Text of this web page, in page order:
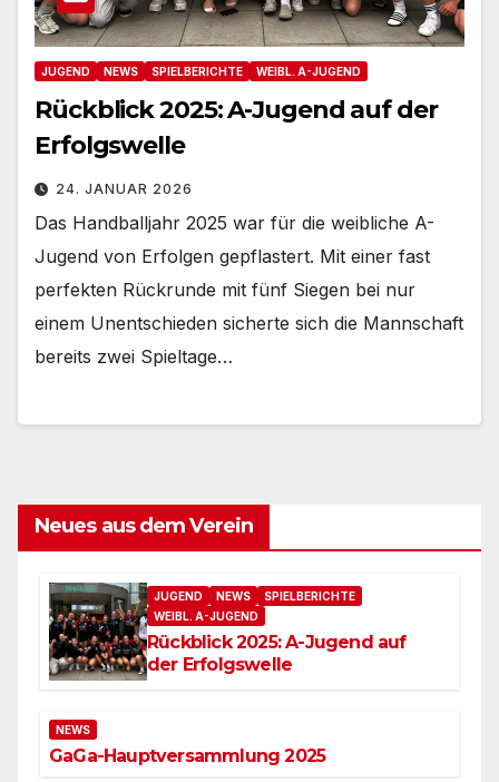
JUGEND NEWS SPIELBERICHTE WEIBL. A-JUGEND
Rückblick 2025: A-Jugend auf der
Erfolgswelle
24. JANUAR 2026
Das Handballjahr 2025 war für die weibliche A-
Jugend von Erfolgen gepflastert. Mit einer fast
perfekten Rückrunde mit fünf Siegen bei nur
einem Unentschieden sicherte sich die Mannschaft
bereits zwei Spieltage…
Neues aus dem Verein
JUGEND NEWS
SPIELBERICHTE
WEIBL. A-JUGEND
Rückblick 2025: A-Jugend auf
der Erfolgswelle
NEWS
GaGa-Hauptversammlung 2025